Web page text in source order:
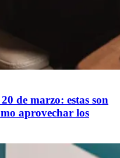
de marzo: estas son
aprovechar los